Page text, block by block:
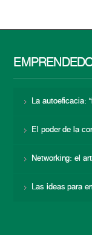
La autoeficacia:
El poder de la
Networking: el
Las ideas para